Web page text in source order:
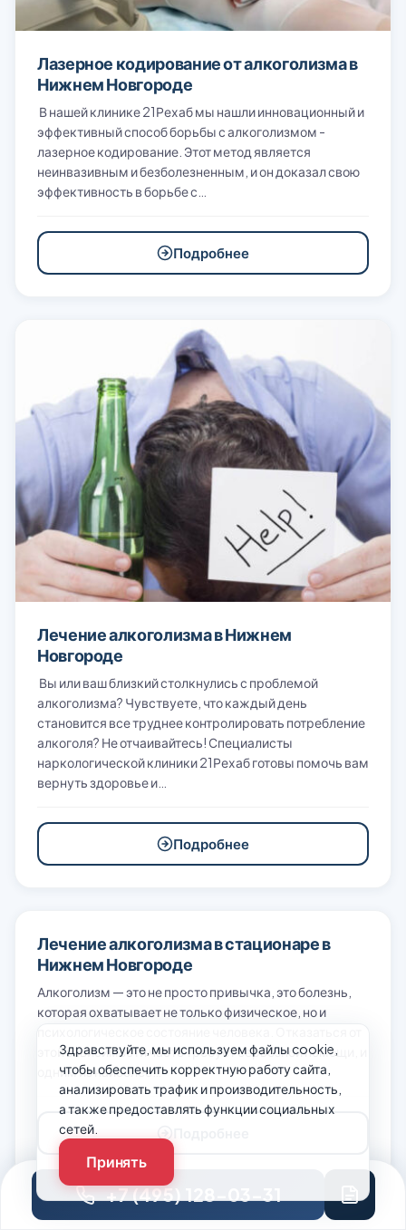
Лазерное кодирование от алкоголизма в
Нижнем Новгороде
В нашей клинике 21Рехаб мы нашли инновационный и
эффективный способ борьбы с алкоголизмом -
лазерное кодирование. Этот метод является
неинвазивным и безболезненным, и он доказал свою
эффективность в борьбе с…
Подробнее
Лечение алкоголизма в Нижнем
Новгороде
Вы или ваш близкий столкнулись с проблемой
алкоголизма? Чувствуете, что каждый день
становится все труднее контролировать потребление
алкоголя? Не отчаивайтесь! Специалисты
наркологической клиники 21Рехаб готовы помочь вам
вернуть здоровье и…
Подробнее
Лечение алкоголизма в стационаре в
Нижнем Новгороде
Алкоголизм — это не просто привычка, это болезнь,
которая охватывает не только физическое, но и
этой зависимости часто требует серьезной помощи, и
одним из наиболее…
+7 (495) 128-03-31
Здравствуйте, мы используем файлы cookie,
чтобы обеспечить корректную работу сайта,
анализировать трафик и производительность,
а также предоставлять функции социальных
сетей.
Принять